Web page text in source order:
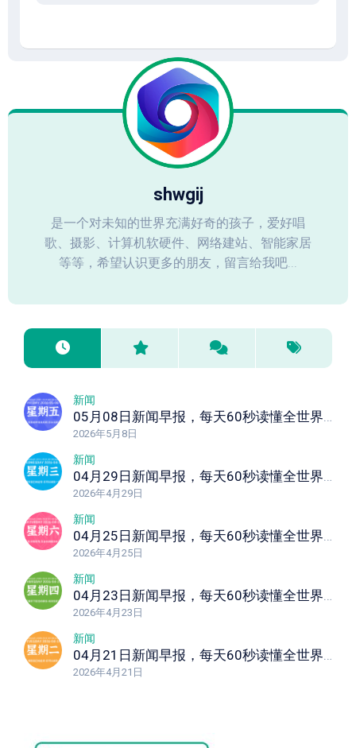
shwgij
是一个对未知的世界充满好奇的孩子，爱好唱
歌、摄影、计算机软硬件、网络建站、智能家居
等等，希望认识更多的朋友，留言给我吧...
新闻
05月08日新闻早报，每天60秒读懂全世界！
2026年5月8日
新闻
04月29日新闻早报，每天60秒读懂全世界！
2026年4月29日
新闻
04月25日新闻早报，每天60秒读懂全世界！
2026年4月25日
新闻
04月23日新闻早报，每天60秒读懂全世界！
2026年4月23日
新闻
04月21日新闻早报，每天60秒读懂全世界！
2026年4月21日